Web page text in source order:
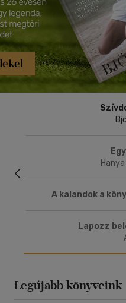
A kalandok a
Lapozz
Legújabb könyveink